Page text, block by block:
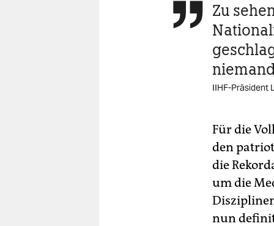
 Zu
IIHF-Präsident
Für die
den
die
um die
nun